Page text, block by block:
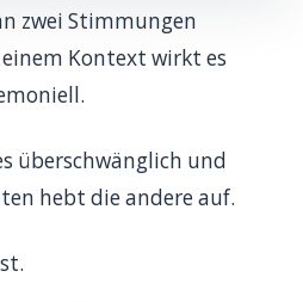
zwei Stimmungen
Kontext wirkt es
überschwänglich und
hebt die andere auf.